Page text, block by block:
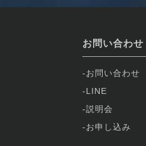
お問い合わせ
お問い合わせ
LINE
説明会
お申し込み